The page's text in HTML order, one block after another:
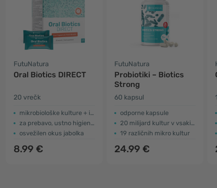
FutuNatura
Oral Biotics DIRECT
20 vrečk
mikrobiološke kulture + inulin
za prebavo, ustno higieno in svež zadah
osvežilen okus jabolka
8.99 €
FutuNatura
Probiotiki – Biotics
Strong
60 kapsul
odporne kapsule
20 milijard kultur v vsaki kapsuli
19 različnih mikro kultur
24.99 €